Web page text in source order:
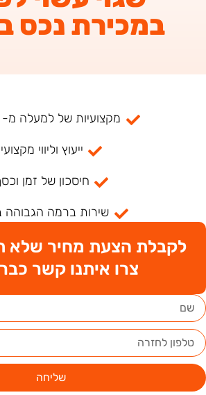
במכירת נכס
מקצועיות של למעלה מ- 15 שנה.
ייעוץ וליווי מקצועי.
חיסכון של זמן
שירות ברמה הגבוהה
לקבלת הצעת מחיר שלא
צרו איתנו קשר כבר
שליחה